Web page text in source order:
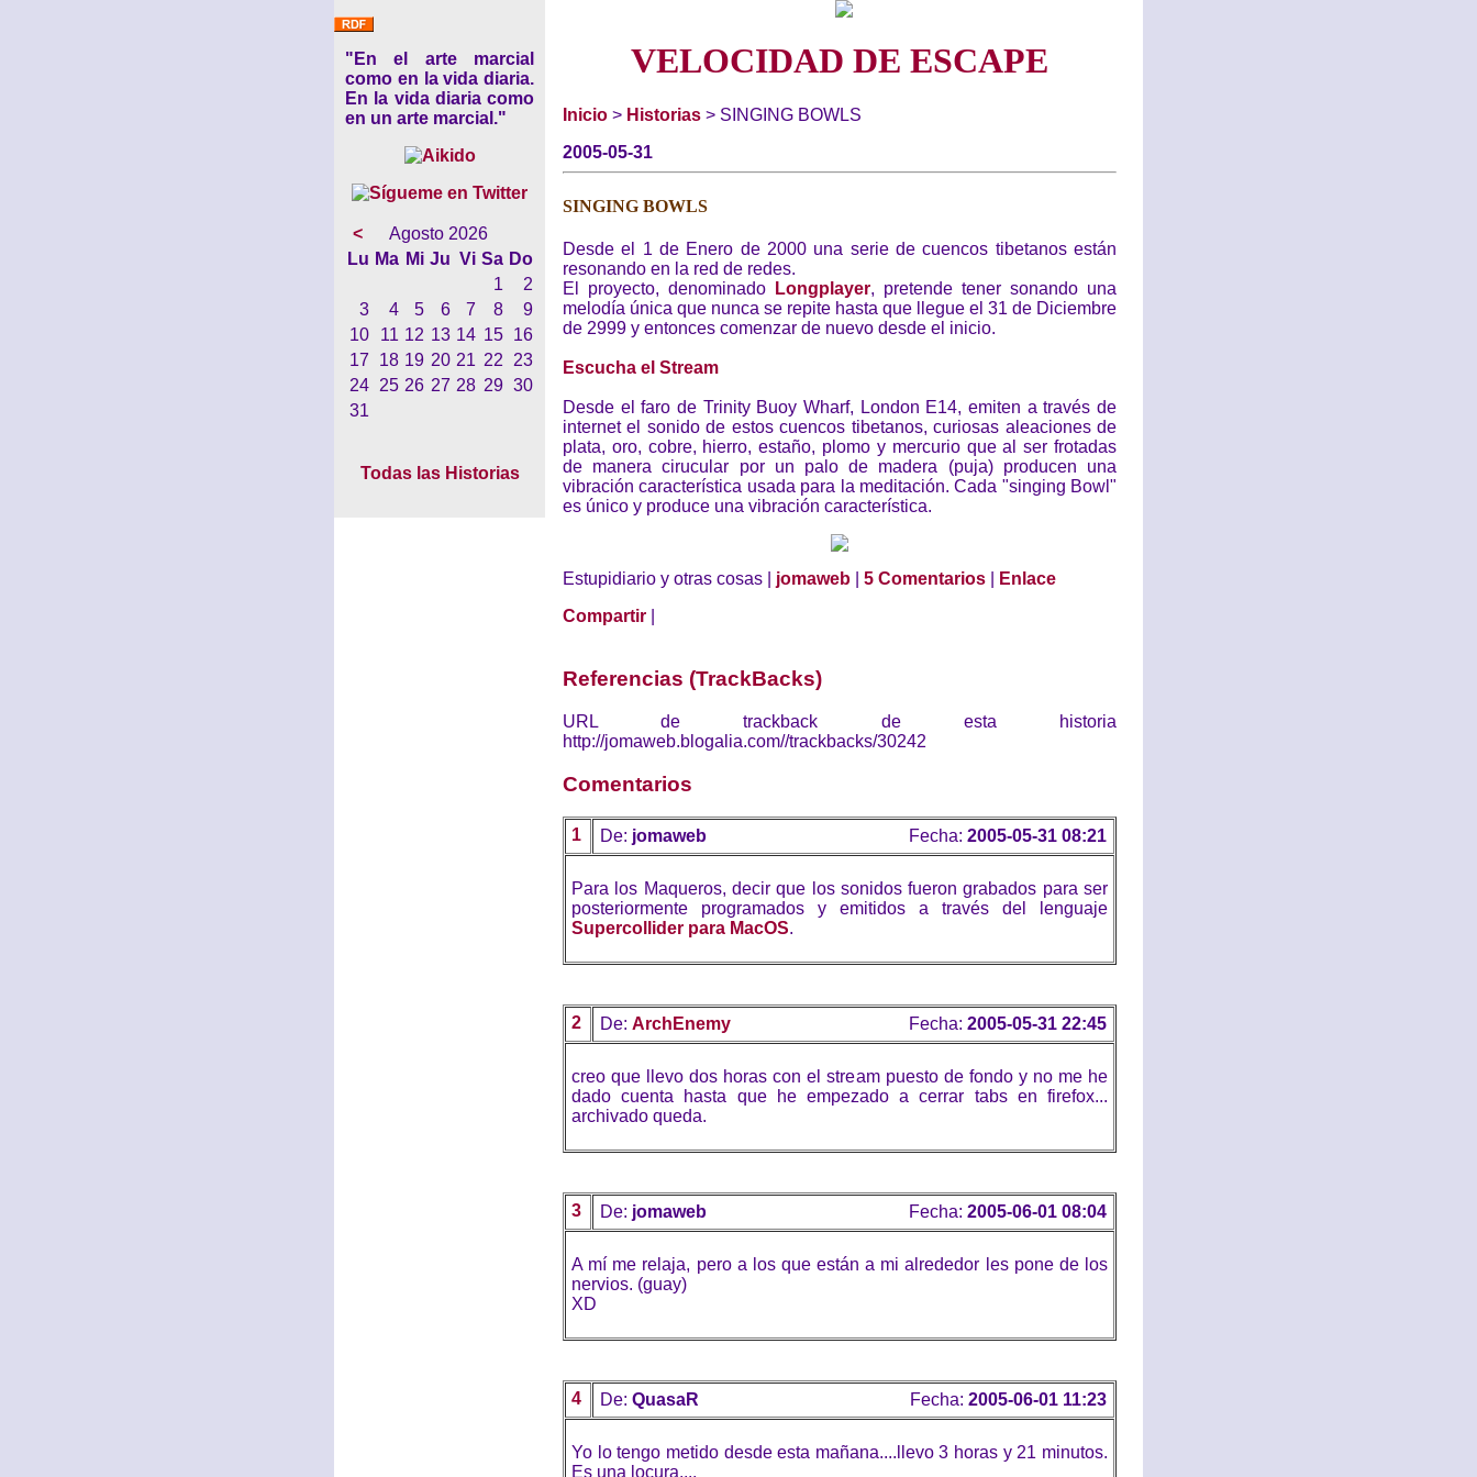
"En el arte marcial
como en la vida diaria.
En la vida diaria como
en un arte marcial."
<
Agosto 2026
Lu Ma Mi Ju Vi Sa Do
1
2
3
4 5 6 7 8
9
10
11 12 13 14 15
16
17
18 19 20 21 22
23
24
25 26 27 28 29 30
31
Todas las Historias
VELOCIDAD DE ESCAPE
Inicio > Historias > SINGING BOWLS
2005-05-31
SINGING BOWLS
Desde el 1 de Enero de 2000 una serie de cuencos tibetanos están
resonando en la red de redes.
El proyecto, denominado
Longplayer, pretende tener sonando una
melodía única que nunca se repite hasta que llegue el 31 de Diciembre
de 2999 y entonces comenzar de nuevo desde el inicio.
Escucha el Stream
Desde el faro de Trinity Buoy Wharf, London E14, emiten a través de
internet el sonido de estos cuencos tibetanos, curiosas aleaciones de
plata, oro, cobre, hierro, estaño, plomo y mercurio que al ser frotadas
de manera cirucular por un palo de madera (puja) producen una
vibración característica usada para la meditación. Cada "singing Bowl"
es único y produce una vibración característica.
Estupidiario y otras cosas | jomaweb 5 Comentarios
Enlace
Compartir
Referencias (TrackBacks)
URL de trackback de esta historia
http://jomaweb.blogalia.com//trackbacks/30242
Comentarios
1 De: jomaweb Fecha: 2005-05-31 08:21
Para los Maqueros, decir que los sonidos fueron grabados para ser
posteriormente programados y emitidos a través del lenguaje
Supercollider para MacOS.
2 De: ArchEnemy Fecha: 2005-05-31 22:45
creo que llevo dos horas con el stream puesto de fondo y no me he
dado cuenta hasta que he empezado a cerrar tabs en firefox...
archivado queda.
3 De: jomaweb Fecha: 2005-06-01 08:04
A mí me relaja, pero a los que están a mi alrededor les pone de los
nervios. (guay)
XD
4 De: QuasaR Fecha: 2005-06-01 11:23
Yo lo tengo metido desde esta mañana....llevo 3 horas y 21 minutos.
Es una locura....